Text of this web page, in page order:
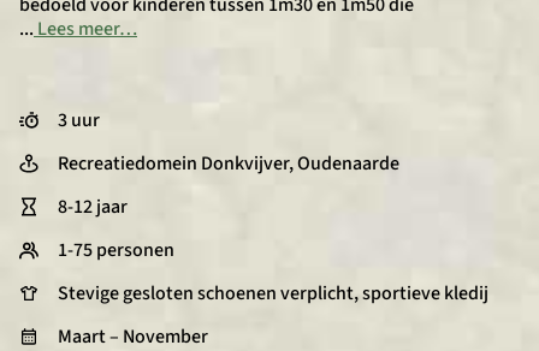
... Lees meer…
3 uur
Recreatiedomein Donkvijver, Oudenaarde
8-12 jaar
1-75 personen
Stevige gesloten schoenen verplicht, sportieve kledij
Maart – November